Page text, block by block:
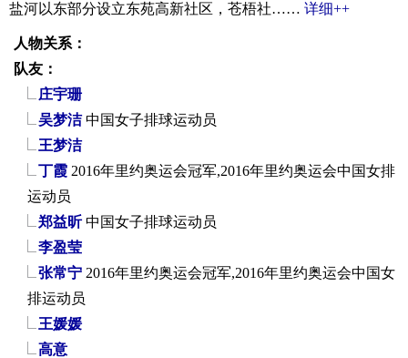
盐河以东部分设立东苑高新社区，苍梧社…… 详细++
人物关系：
队友：
庄宇珊
吴梦洁 中国女子排球运动员
王梦洁
丁霞 2016年里约奥运会冠军,2016年里约奥运会中国女排
运动员
郑益昕 中国女子排球运动员
李盈莹
张常宁 2016年里约奥运会冠军,2016年里约奥运会中国女
排运动员
王媛媛
高意